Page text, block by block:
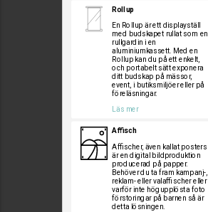
Rollup
En Rollup är ett displayställ
med budskapet rullat som en
rullgardin i en
aluminiumkassett. Med en
Rollup kan du på ett enkelt,
och portabelt sätt exponera
ditt budskap på mässor,
event, i butiksmiljöer eller på
föreläsningar.
Läs mer
Affisch
Affischer, även kallat posters
är en digital bildproduktion
producerad på papper.
Behöver du ta fram kampanj-,
reklam- eller valaffischer eller
varför inte högupplösta foto
förstoringar på barnen så är
detta lösningen.